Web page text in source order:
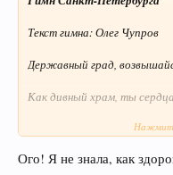
Текст гимна: Олег Чупров
Державный град,
Как дивный храм, ты
Сияй в веках красотой
Дыханье твое Медный
Ого! Я не знала, как